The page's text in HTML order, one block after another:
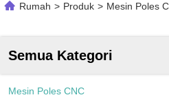
Rumah > Produk > Mesin Poles
Semua Kategori
Mesin Poles CNC